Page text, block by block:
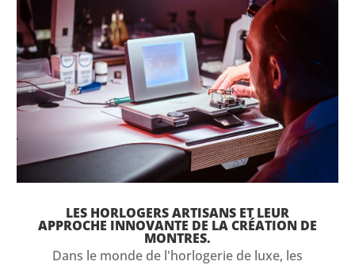
LES HORLOGERS ARTISANS ET LEUR
APPROCHE INNOVANTE DE LA CRÉATION DE
MONTRES.
Dans le monde de l'horlogerie de luxe, les